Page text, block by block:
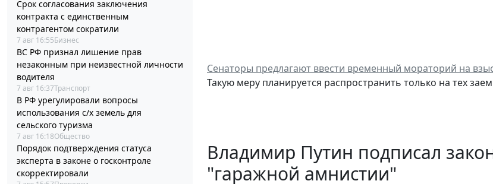
Срок согласования заключения
контракта с единственным
контрагентом сократили
7 авг 16:55Бизнес
ВС РФ признал лишение прав
незаконным при неизвестной личности
водителя
7 авг 16:37Транспорт
В РФ урегулировали вопросы
использования с/х земель для
сельского туризма
7 авг 16:18Общество
Порядок подтверждения статуса
эксперта в законе о госконтроле
скорректировали
Сенаторы предлагают ввести временный мораторий на
Такую меру планируется распространить только на тех
Владимир Путин подписал
"гаражной амнистии"